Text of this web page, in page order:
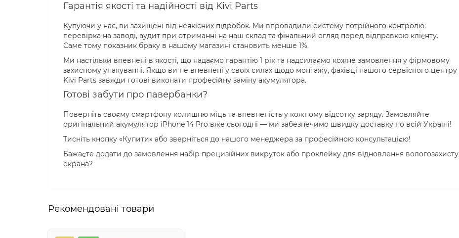
Гарантія якості та надійності від Kivi Parts
Купуючи у нас, ви захищені від неякісних підробок. Ми впровадили систему потрійного контролю:
перевірка на заводі, аудит при отриманні на наш склад та фінальний огляд перед відправкою клієнту.
Саме тому показник браку в нашому магазині становить менше 1%.
Ми настільки впевнені в якості, що надаємо гарантію 1 рік та надсилаємо кожне замовлення у фірмовому
захисному упакуванні. Якщо ви не впевнені у своїх силах щодо монтажу, фахівці нашого сервісного центру
Kivi Parts завжди готові виконати професійну заміну акумулятора.
Готові забути про павербанки?
Поверніть своєму смартфону колишню міць та впевненість у кожному відсотку заряду. Замовляйте
оригінальний акумулятор iPhone 14 Pro вже сьогодні — ми забезпечимо швидку доставку по всій Україні!
Тисніть кнопку «Купити» або зверніться до нашого менеджера за професійною консультацією!
Бажаєте додати до замовлення набір прецизійних викруток або проклейку для відновлення вологозахисту
екрана?
Рекомендовані товари